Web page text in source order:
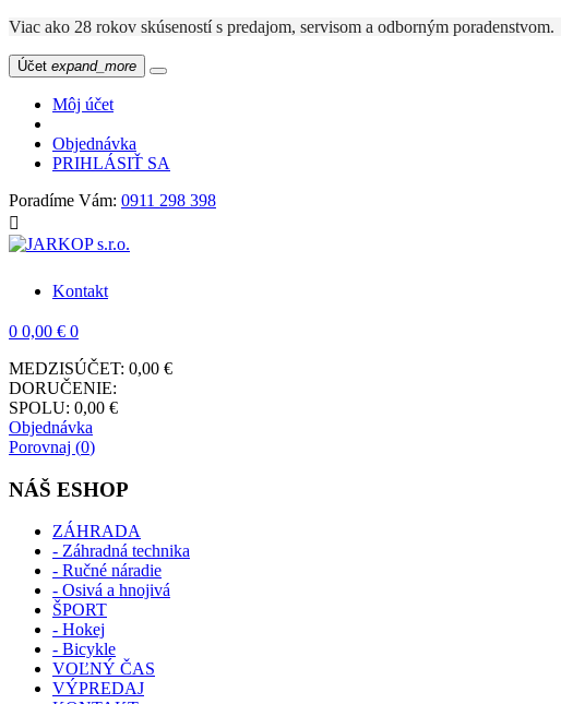
Viac ako 28 rokov skúseností s predajom, servisom a odborným
Účet expand_more
Môj účet
Objednávka
PRIHLÁSIŤ SA
Poradíme Vám: 0911 298 398

Kontakt
0 0,00 € 0
MEDZISÚČET: 0,00 €
DORUČENIE:
SPOLU: 0,00 €
Objednávka
Porovnaj (0)
NÁŠ ESHOP
ZÁHRADA
- Záhradná technika
- Ručné náradie
- Osivá a hnojivá
ŠPORT
- Hokej
- Bicykle
VOĽNÝ ČAS
VÝPREDAJ